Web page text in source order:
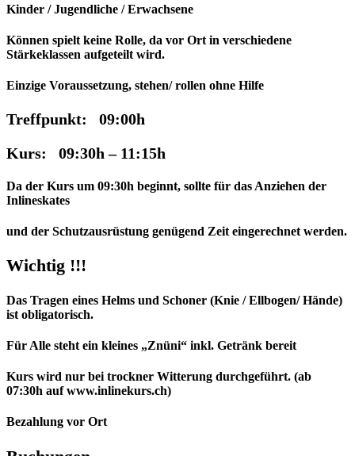
Kinder / Jugendliche / Erwachsene
Können spielt keine Rolle, da vor Ort in verschiedene
Stärkeklassen aufgeteilt wird.
Einzige Voraussetzung, stehen/ rollen ohne Hilfe
Treffpunkt: 09:00h
Kurs: 09:30h – 11:15h
Da der Kurs um 09:30h beginnt, sollte für das Anziehen der
Inlineskates
und der Schutzausrüstung genügend Zeit eingerechnet werden.
Wichtig !!!
Das Tragen eines Helms und Schoner (Knie / Ellbogen/ Hände)
ist obligatorisch.
Für Alle steht ein kleines „Znüni“ inkl. Getränk bereit
Kurs wird nur bei trockner Witterung durchgeführt. (ab
07:30h auf www.inlinekurs.ch)
Bezahlung vor Ort